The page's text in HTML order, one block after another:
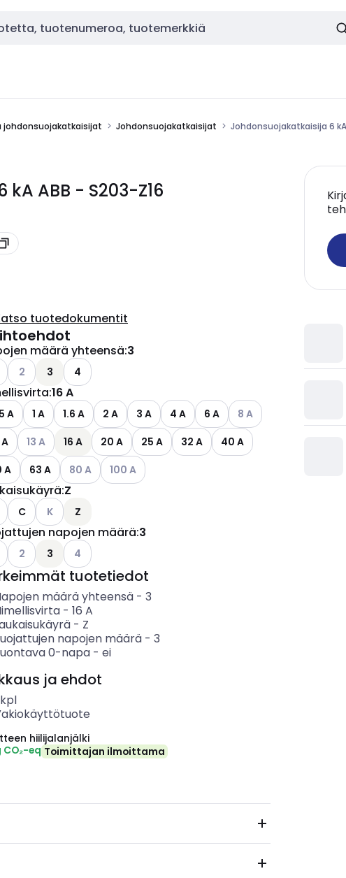
johdonsuojakatkaisijat Johdonsuojakatkaisijat Johdonsuojakatkaisija 6
ABB - S203-Z16
tuotedokumentit
määrä yhteensä:3
käytettävissä olevat vaihtoehdot
Katso käytettävissä olevat vaihtoehdot
2 3 4
:16 A
A 1 A 1.6 A 2 A 3 A 4 A 6 A Katso käytettävissä
8 A
Katso käytettävissä olevat vaihtoehdot
13 A 16 A 20 A 25 A 32 A
40 A
A
63 A Katso käytettävissä olevat vaihtoehdot
80 A Katso käytettävissä olevat vaihtoehdot
100 A
:Z
C Katso käytettävissä olevat vaihtoehdot
K Z
napojen määrä:3
käytettävissä olevat vaihtoehdot
Katso käytettävissä olevat vaihtoehdot
2 3 Katso käytettävissä olevat vaihtoehdot
4
tuotetiedot
määrä yhteensä- 3
- 16 A
- Z
napojen määrä- 3
0-napa- ei
ja ehdot
kpl
hiilijalanjälki
CO₂-eq Toimittajan ilmoittama